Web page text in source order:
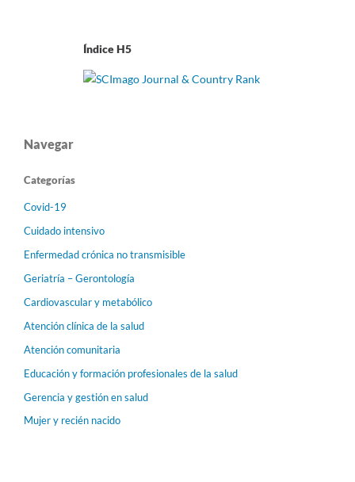
Índice H5
Navegar
Categorías
Covid-19
Cuidado intensivo
Enfermedad crónica no transmisible
Geriatría – Gerontología
Cardiovascular y metabólico
Atención clínica de la salud
Atención comunitaria
Educación y formación profesionales de la salud
Gerencia y gestión en salud
Mujer y recién nacido